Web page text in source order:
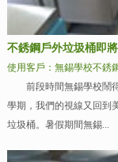
不銹鋼戶外垃圾桶即
使用客戶：無錫學校不銹
前段時間無錫學校鬧得
學期，我們的視線又回到
垃圾桶。暑假期間無錫...